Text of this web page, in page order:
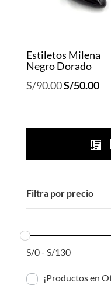

Filtra por precio
S/0- S/130
¡Productos en
Estiletos Milena
Negro Dorado
S/90.00El
S/90.00.
S/50.00El
S/